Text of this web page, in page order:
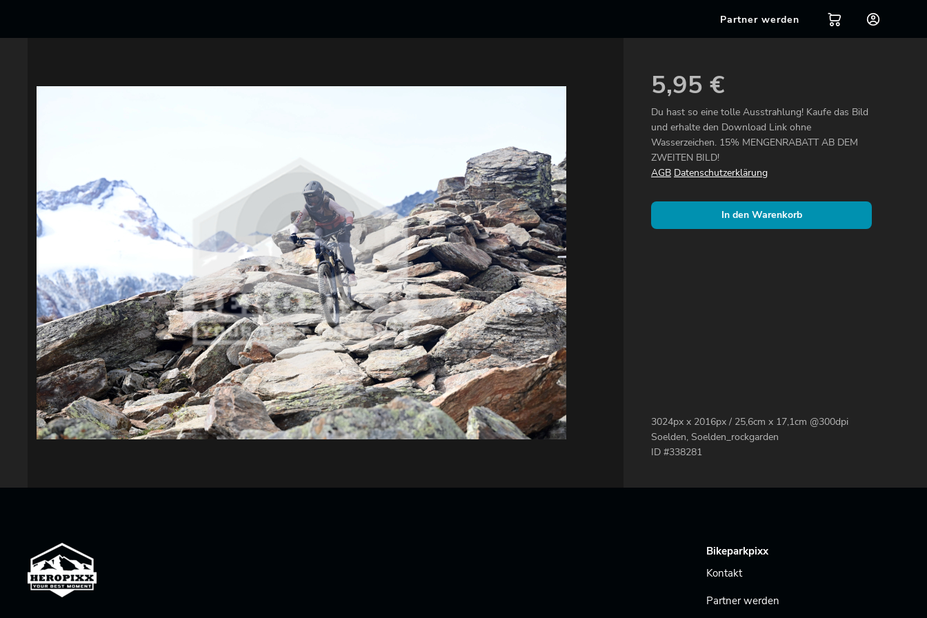
Partner werden
5,95 €
Du hast so eine tolle Ausstrahlung! Kaufe das Bild
und erhalte den Download Link ohne
Wasserzeichen. 15% MENGENRABATT AB DEM
ZWEITEN BILD!
AGB Datenschutzerklärung
In den Warenkorb
3024px x 2016px / 25,6cm x 17,1cm @300dpi
Soelden, Soelden_rockgarden
ID #338281
Bikeparkpixx
Kontakt
Partner werden